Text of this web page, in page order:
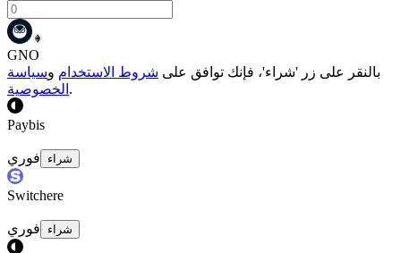
GNO
بالنقر على زر 'شراء'، فإنك توافق على شروط الاستخدام وسياسة
الخصوصية .
Paybis
فوري شراء
Switchere
فوري شراء